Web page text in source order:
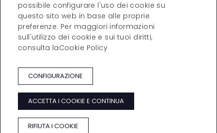
VISITIA TAMBÉ
NEWSLETTER
CONDIZIONI DI PRENOTAZIONE
AVVISO LEGALE
TUTELA DELLA PRIVACY
POLITICA SUI COOKIE
possibile configurare l'uso dei cookie su
questo sito web in base alle proprie
preferenze. Per maggiori informazioni
sull'utilizzo dei cookie e sui tuoi diritti,
consulta laCookie Policy
CONFIGURAZIONE
ACCETTA I COOKIE E CONTINUA
RIFIUTA I COOKIE